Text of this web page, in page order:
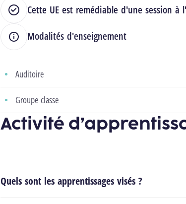
Cette UE est remédiable d'une session à
Modalités d'enseignement
Auditoire
Groupe classe
Activité
Quels sont les apprentissages visés ?